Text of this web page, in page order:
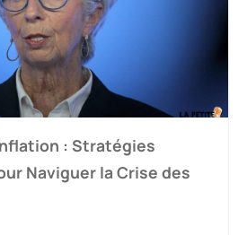
: Stratégies
Naviguer la Crise des